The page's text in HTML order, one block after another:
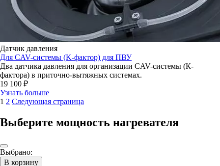
Датчик давления
Для CAV-системы (K-фактор) для ПВУ
Два датчика давления для организации CAV-системы (К-
фактора) в приточно-вытяжных системах.
19 100 ₽
Узнать больше
1 2 Следующая страница
Выберите мощность нагревателя
Выбрано:
В корзину